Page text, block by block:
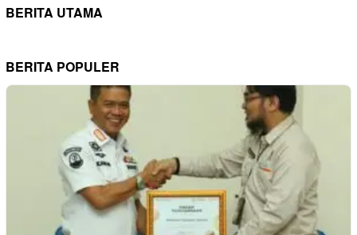
BERITA UTAMA
BERITA POPULER